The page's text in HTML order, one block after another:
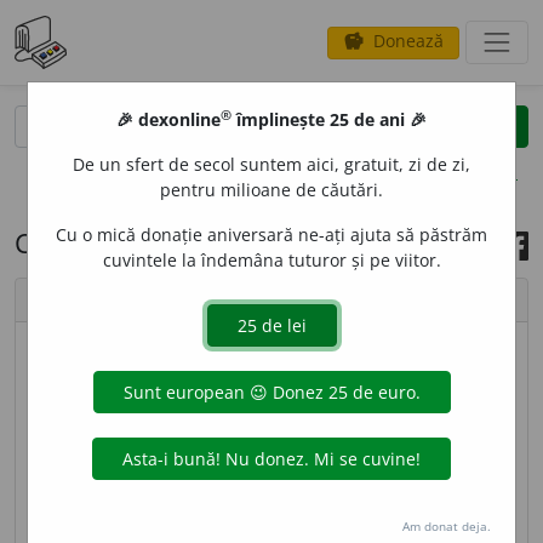
savings Donează
opțiuni
Cuvântul zilei, 4 aprilie 2022
imagine © Andrea Homorodean
PALEONTOLOGIE s. f.Știință care se ocupă cu
studiul complex al organismelor fosile animale și
🎉 dexonline® împlinește 25 de ani 🎉
De un sfert de secol suntem aici, gratuit, zi de zi,
pentru milioane de căutări.
Cu o mică donație aniversară ne-ați ajuta să păstrăm
cuvintele la îndemâna tuturor și pe viitor.
Am donat deja.